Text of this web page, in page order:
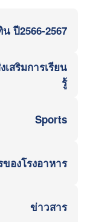
ปี2566-2567
สริมการเรียน
รู้
Sports
องโรงอาหาร
ข่าวสาร